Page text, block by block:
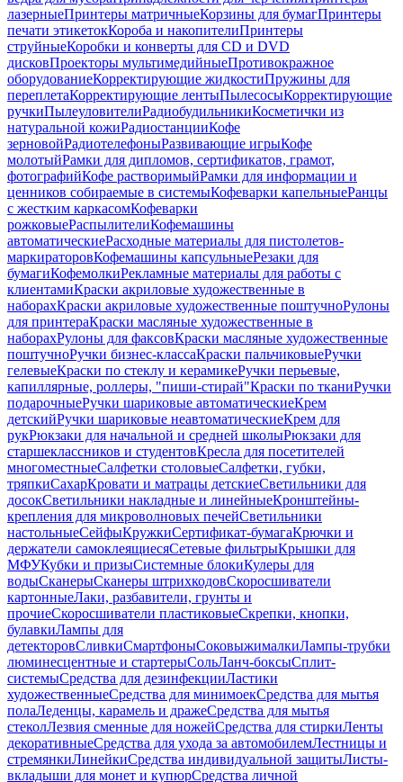
лазерныеПринтеры матричныеКорзины для бумагПринтеры
печати этикетокКороба и накопителиПринтеры
струйныеКоробки и конверты для CD и DVD
дисковПроекторы мультимедийныеПротивокражное
оборудованиеКорректирующие жидкостиПружины для
переплетаКорректирующие лентыПылесосыКорректирующие
ручкиПылеуловителиРадиобудильникиКосметички из
натуральной кожиРадиостанцииКофе
зерновойРадиотелефоныРазвивающие игрыКофе
молотыйРамки для дипломов, сертификатов, грамот,
фотографийКофе растворимыйРамки для информации и
ценников собираемые в системыКофеварки капельныеРанцы
с жестким каркасомКофеварки
рожковыеРаспылителиКофемашины
автоматическиеРасходные материалы для пистолетов-
маркираторовКофемашины капсульныеРезаки для
бумагиКофемолкиРекламные материалы для работы с
клиентамиКраски акриловые художественные в
наборахКраски акриловые художественные поштучноРулоны
для принтераКраски масляные художественные в
наборахРулоны для факсовКраски масляные художественные
поштучноРучки бизнес-классаКраски пальчиковыеРучки
гелевыеКраски по стеклу и керамикеРучки перьевые,
капиллярные, роллеры, "пиши-стирай"Краски по тканиРучки
подарочныеРучки шариковые автоматическиеКрем
детскийРучки шариковые неавтоматическиеКрем для
рукРюкзаки для начальной и средней школыРюкзаки для
старшеклассников и студентовКресла для посетителей
многоместныеСалфетки столовыеСалфетки, губки,
тряпкиСахарКровати и матрацы детскиеСветильники для
досокСветильники накладные и линейныеКронштейны-
крепления для микроволновых печейСветильники
настольныеСейфыКружкиСертификат-бумагаКрючки и
держатели самоклеящиесяСетевые фильтрыКрышки для
МФУКубки и призыСистемные блокиКулеры для
водыСканерыСканеры штрихкодовСкоросшиватели
картонныеЛаки, разбавители, грунты и
прочиеСкоросшиватели пластиковыеСкрепки, кнопки,
булавкиЛампы для
детекторовСливкиСмартфоныСоковыжималкиЛампы-трубки
люминесцентные и стартерыСольЛанч-боксыСплит-
системыСредства для дезинфекцииЛастики
художественныеСредства для минимоекСредства для мытья
полаЛеденцы, карамель и дражеСредства для мытья
стеколЛезвия сменные для ножейСредства для стиркиЛенты
декоративныеСредства для ухода за автомобилемЛестницы и
стремянкиЛинейкиСредства индивидуальной защитыЛисты-
вкладыши для монет и купюрСредства личной